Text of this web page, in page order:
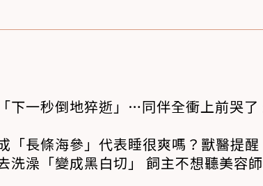
下一秒倒地猝逝」…同伴全衝上前哭了
「長條海參」代表睡很爽嗎？獸醫提
洗澡「變成黑白切」 飼主不想聽美容